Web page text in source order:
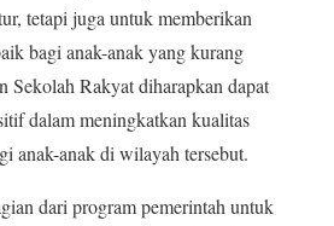
tetapi juga untuk memberikan
bagi anak-anak yang kurang
Sekolah Rakyat diharapkan dapat
dalam meningkatkan kualitas
anak-anak di wilayah tersebut.
dari program pemerintah untuk